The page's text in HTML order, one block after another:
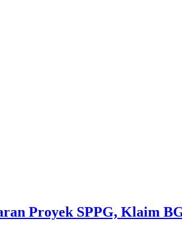
Proyek SPPG, Klaim